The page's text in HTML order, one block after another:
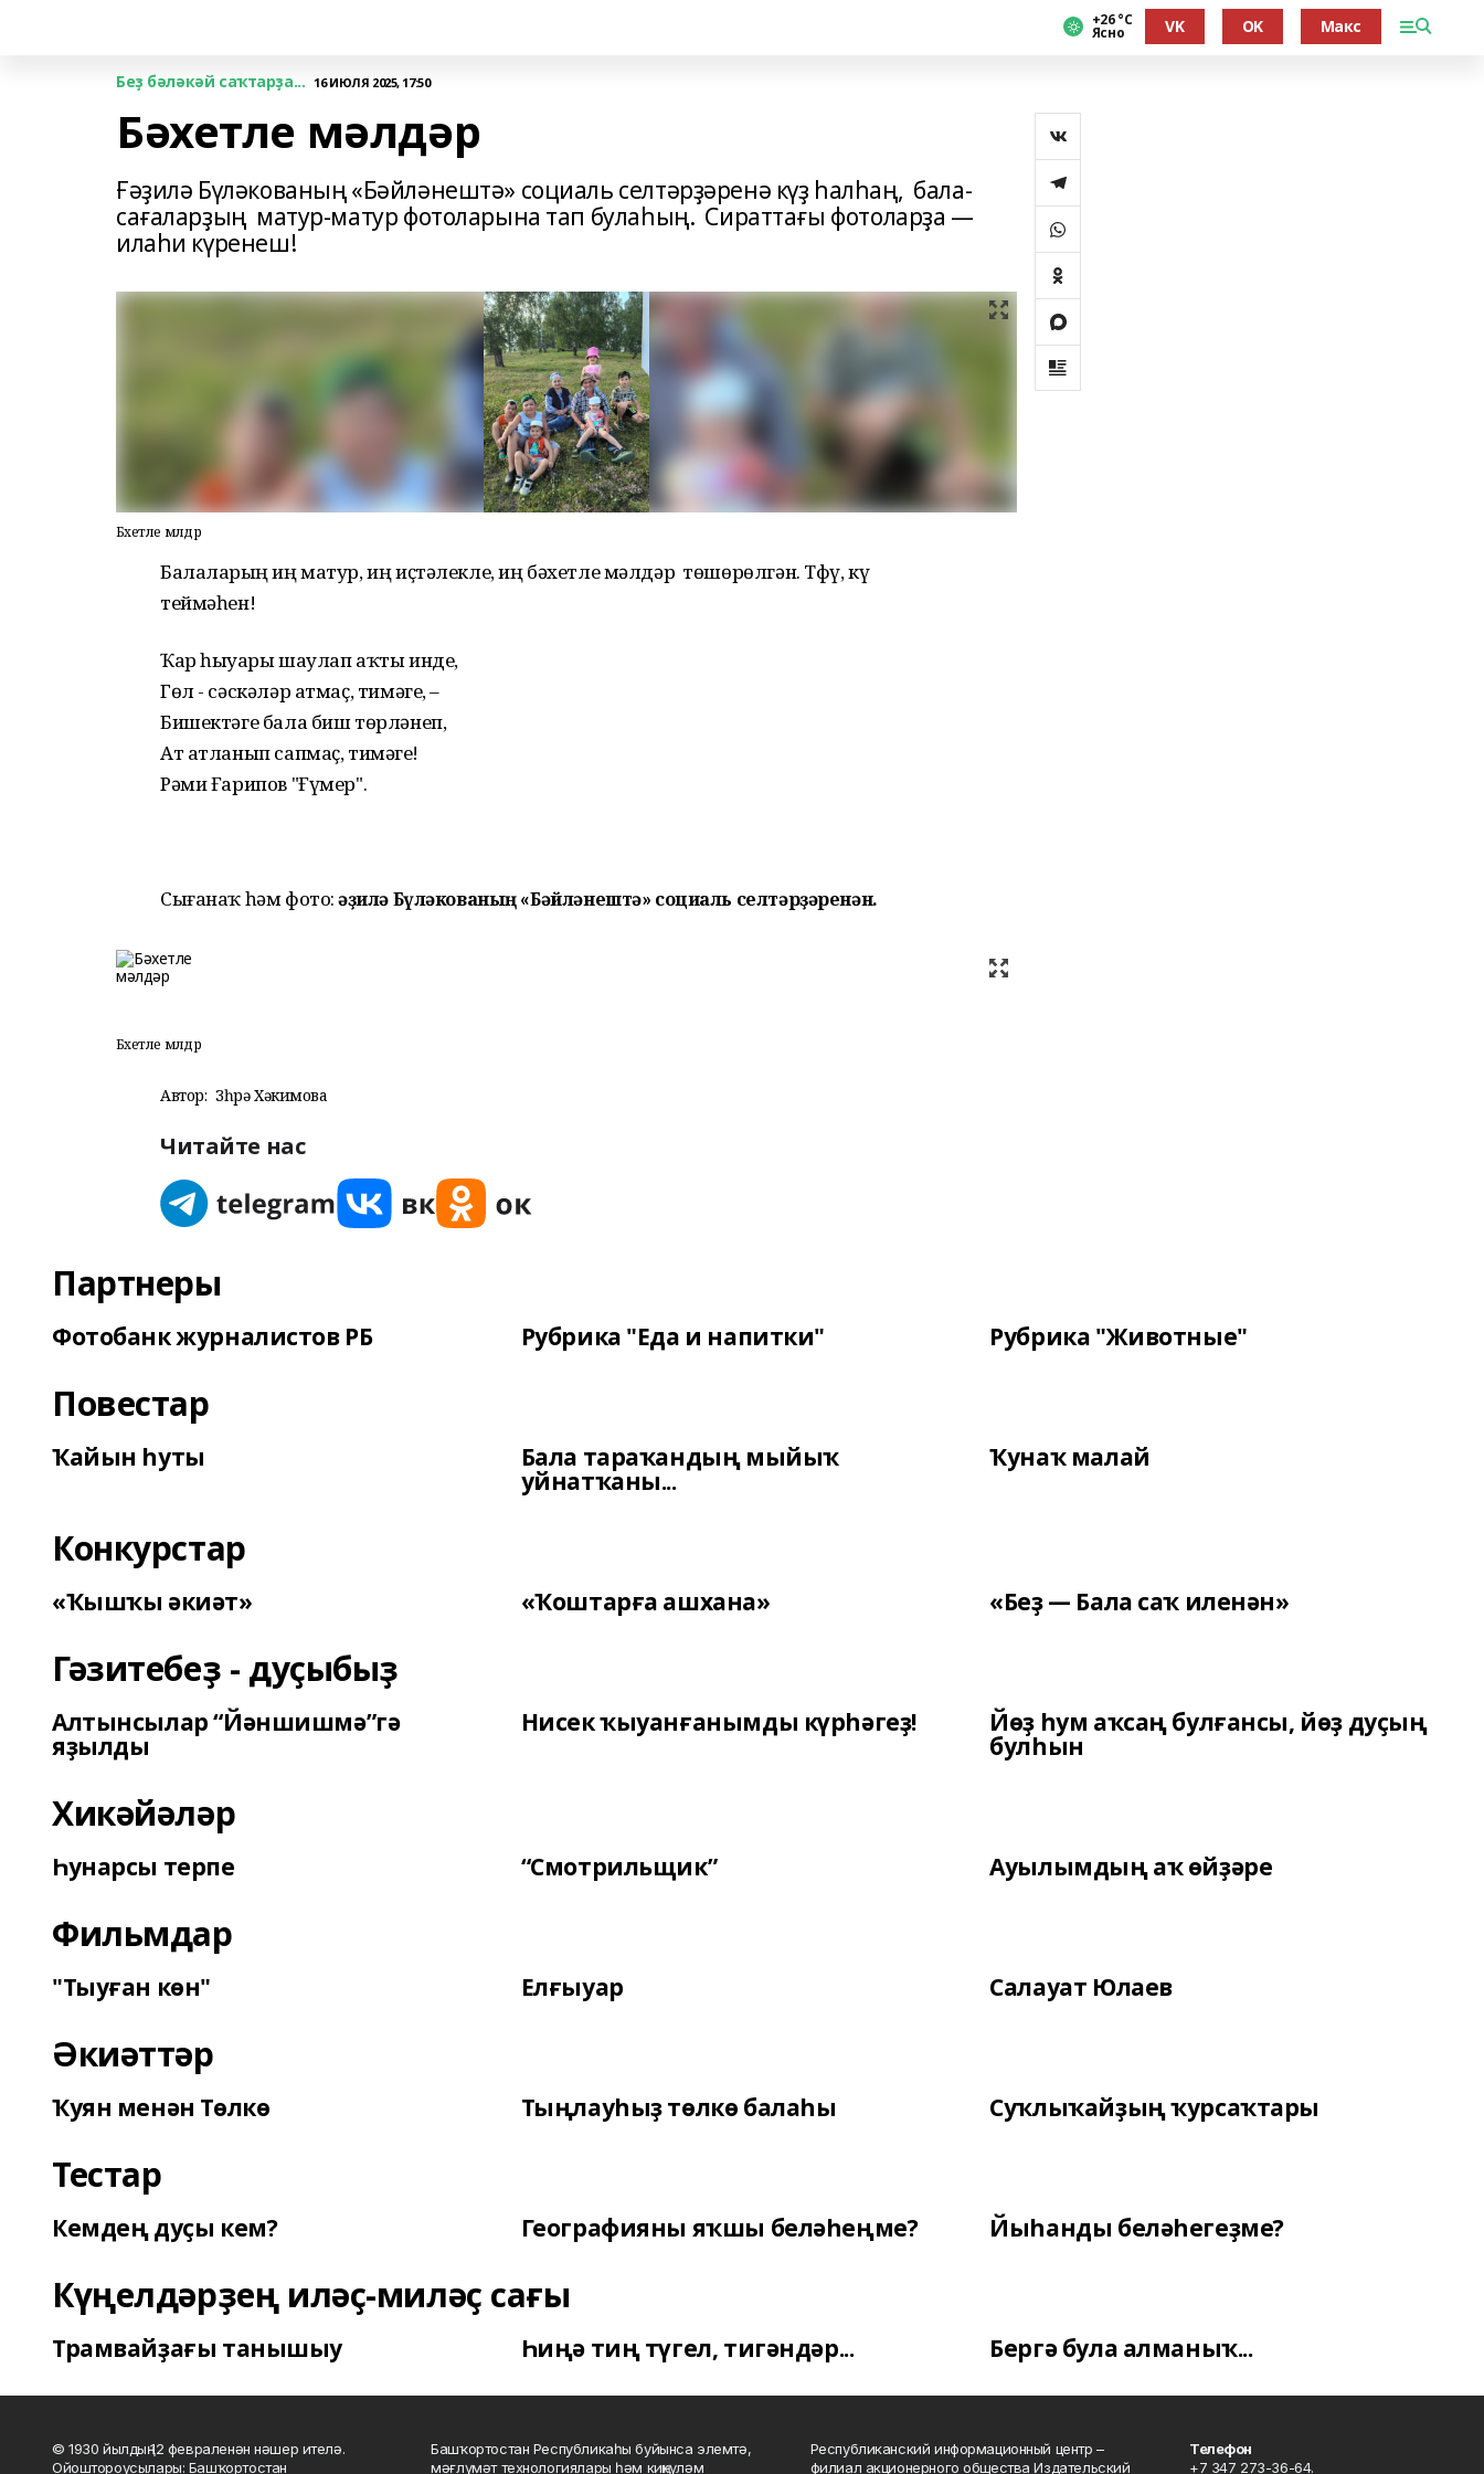
+26 °С
Ясно VK OK Макс
Беҙ бәләкәй саҡтарҙа... 16 ИЮЛЯ 2025, 17:50
Бәхетле мәлдәр
Ғәҙилә Бүләкованың «Бәйләнештә» социаль селтәрҙәренә күҙ һалһаң, бала-
сағаларҙың матур-матур фотоларына тап булаһың. Сираттағы фотоларҙа —
илаһи күренеш!
Бәхетле мәлдәр
Балаларҙың иң матур, иң иҫтәлекле, иң бәхетле мәлдәр төшөрөлгән. Тфү, күҙ
теймәһен!
Ҡар һыуҙары шаулап аҡты инде,
Гөл - сәскәләр атмаҫ, тимәгеҙ, –
Бишектәге бала биш төрләнеп,
Ат атланып сапмаҫ, тимәгеҙ!
Рәми Ғарипов "Ғүмер".
Сығанаҡ һәм фото:Ғәҙилә Бүләкованың «Бәйләнештә» социаль селтәрҙәренән.
Бәхетле мәлдәр
Автор: Зөһрә Хәкимова
Читайте нас
Партнеры
Фотобанк журналистов РБ Рубрика "Еда и напитки" Рубрика "Животные"
Повестар
Ҡайын һуты Бала тараҡандың мыйыҡ
уйнатҡаны...
Ҡунаҡ малай
Конкурстар
«Ҡышҡы әкиәт» «Ҡоштарға ашхана» «Беҙ — Бала саҡ иленән»
Гәзитебеҙ - дуҫыбыҙ
Алтынсылар “Йәншишмә”гә
яҙылды
Нисек ҡыуанғанымды күрһәгеҙ! Йөҙ һум аҡсаң булғансы, йөҙ дуҫың
булһын
Хикәйәләр
Һунарсы терпе “Смотрильщик” Ауылымдың аҡ өйҙәре
Фильмдар
"Тыуған көн" Елғыуар Салауат Юлаев
Әкиәттәр
Ҡуян менән Төлкө Тыңлауһыҙ төлкө балаһы Суҡлыҡайҙың ҡурсаҡтары
Тестар
Кемдең дуҫы кем? Географияны яҡшы беләһеңме? Йыһанды беләһегеҙме?
Күңелдәрҙең иләҫ-миләҫ сағы
Трамвайҙағы танышыу Һиңә тиң түгел, тигәндәр... Бергә була алманыҡ...
© 1930 йылдың 12 февраленән нәшер ителә.
Ойоштороусылары: Башҡортостан
Башҡортостан Республикаһы буйынса элемтә,
мәғлүмәт технологиялары һәм киңкүләм
Республиканский информационный центр –
филиал акционерного общества Издательский
Телефон
+7 347 273-36-64.